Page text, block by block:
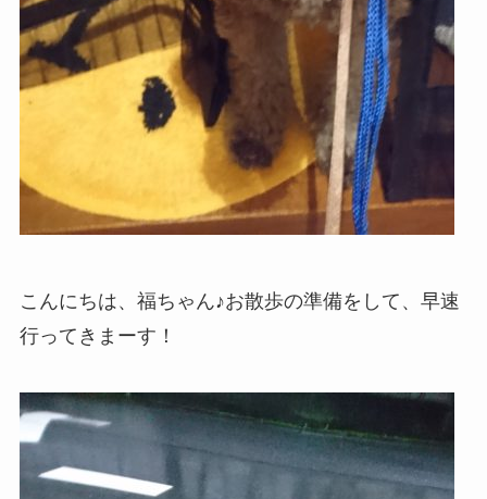
こんにちは、福ちゃん♪お散歩の準備をして、早速
行ってきまーす！